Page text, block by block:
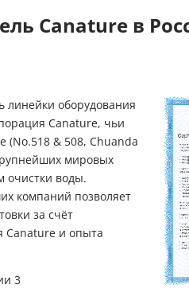
Canature в
линейки оборудования
Canature, чьи
(No.518 & 508, Chuanda
мировых
очистки воды.
компаний позволяет
за счёт
Canature и опыта